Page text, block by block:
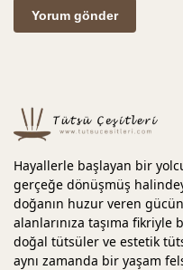
Hayallerle başlayan bir
gerçeğe dönüşmüş
doğanın huzur veren
alanlarınıza taşıma fikriyle
doğal tütsüler ve estetik
aynı zamanda bir yaşam